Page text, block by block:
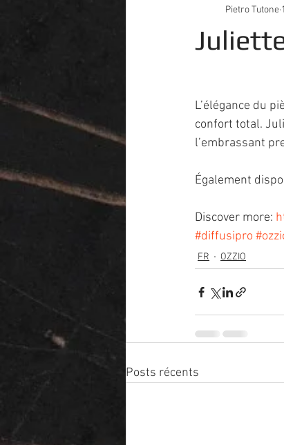
Pietro Tutone
L’élégance du
confort total.
l’embrassant
Également
Discover more:
#diffusipro
FR OZZIO
Posts récents